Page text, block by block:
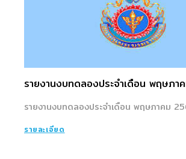
รายงานงบทดลองประจำเดือน พฤษภา
รายงานงบทดลองประจำเดือน พฤษภาคม
รายละเอียด